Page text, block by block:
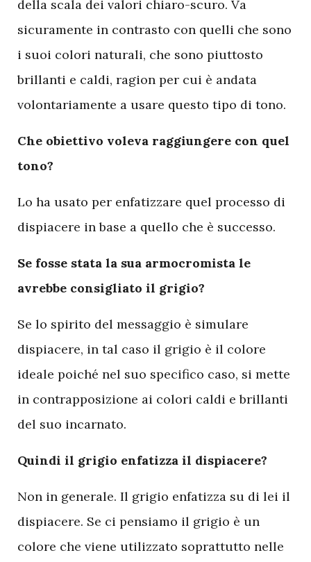
della scala dei valori chiaro-scuro. Va
sicuramente in contrasto con quelli che sono
i suoi colori naturali, che sono piuttosto
brillanti e caldi, ragion per cui è andata
volontariamente a usare questo tipo di tono.
Che obiettivo voleva raggiungere con quel
tono?
Lo ha usato per enfatizzare quel processo di
dispiacere in base a quello che è successo.
Se fosse stata la sua armocromista le
avrebbe consigliato il grigio?
Se lo spirito del messaggio è simulare
dispiacere, in tal caso il grigio è il colore
ideale poiché nel suo specifico caso, si mette
in contrapposizione ai colori caldi e brillanti
del suo incarnato.
Quindi il grigio enfatizza il dispiacere?
Non in generale. Il grigio enfatizza su di lei il
dispiacere. Se ci pensiamo il grigio è un
colore che viene utilizzato soprattutto nelle